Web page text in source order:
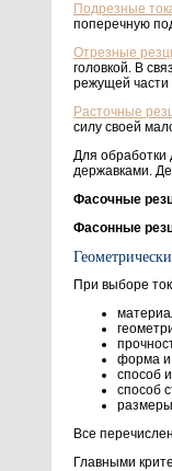
Подрезные
поперечную
Отрезные
головкой. В
режущей части
Расточные
силу своей
Для обработки
державками.
Фасочные
Фасонные
При выборе
форма и
способ
способ
Все
Главными